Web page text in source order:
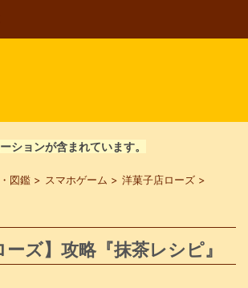
ションが含まれています。
図鑑 > スマホゲーム > 洋菓子店ローズ >
ーズ】攻略『抹茶レシピ』